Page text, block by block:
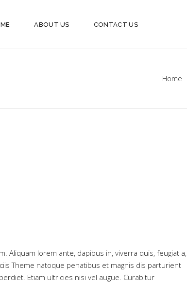
ABOUT US CONTACT US
Home
Aliquam lorem ante, dapibus in, viverra quis, feugiat a,
Theme natoque penatibus et magnis dis parturient
Etiam ultricies nisi vel augue. Curabitur